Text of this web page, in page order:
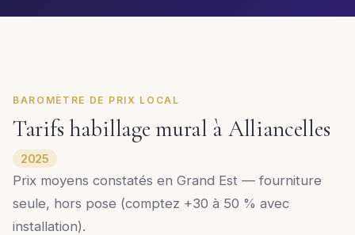
BAROMÈTRE DE PRIX LOCAL
Tarifs habillage mural à Alliancelles
2025
Prix moyens constatés en Grand Est — fourniture
seule, hors pose (comptez +30 à 50 % avec
installation).